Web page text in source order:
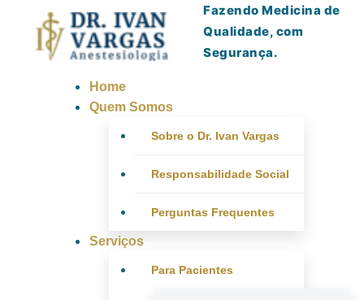
Fazendo Medicina de
Qualidade, com
Segurança.
Home
Quem Somos
Sobre o Dr. Ivan Vargas
Responsabilidade Social
Perguntas Frequentes
Serviços
Para Pacientes